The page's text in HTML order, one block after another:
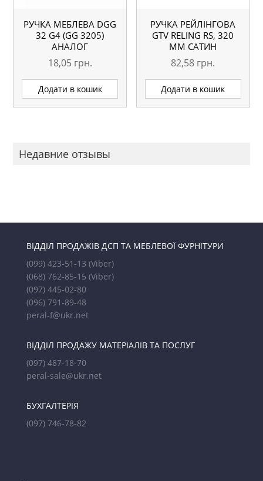
РУЧКА МЕБЛЕВА DGG
32 G4 (GG 3205)
АНАЛОГ
18,05 грн.
Додати в кошик
РУЧКА РЕЙЛІНГОВА
GTV RELING RS, 320
ММ САТИН
82,58 грн.
Додати в кошик
Недавние отзывы
ВІДДІЛ ПРОДАЖІВ ДСП ТА МЕБЛЕВОЇ ФУРНІТУРИ
(099) 423-51-13 (Viber)
(068) 762-85-15 (Viber)
(097) 445-02-80
(096) 791-89-48
peral-f@ukr.net
ВІДДІЛ ПРОДАЖУ МАТЕРІАЛІВ ТА ПОСЛУГ
(097) 487-18-70
peral-sale@ukr.net
БУХГАЛТЕРІЯ
(097) 746-78-82